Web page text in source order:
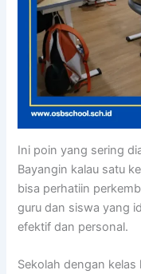
Ini poin yang sering
Bayangin kalau satu
bisa perhatiin
guru dan siswa yang
efektif dan personal.
Sekolah dengan